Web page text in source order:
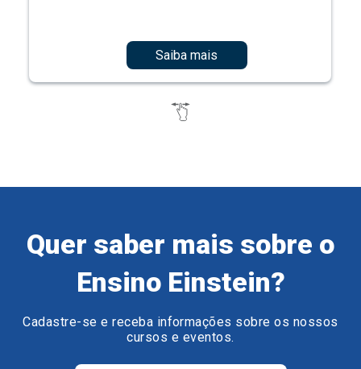
Saiba mais
Quer saber mais sobre o
Ensino Einstein?
Cadastre-se e receba informações sobre os nossos
cursos e eventos.